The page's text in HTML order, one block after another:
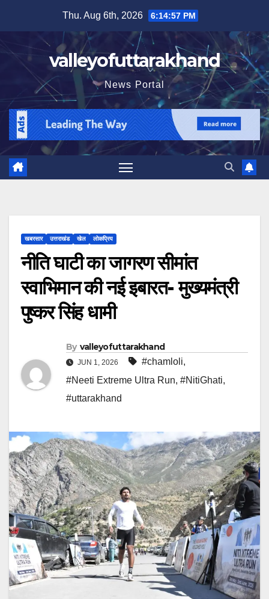
content
Thu. Aug 6th, 2026 6:14:58 PM
valleyofuttarakhand
News Portal
खबरसार उत्तराखंड खेल लोकप्रिय
नीति घाटी का जागरण सीमांत
स्वाभिमान की नई इबारत- मुख्यमंत्री
पुष्कर सिंह धामी
By valleyofuttarakhand
JUN 1, 2026 #chamloli,
#Neeti Extreme Ultra Run, #NitiGhati,
#uttarakhand